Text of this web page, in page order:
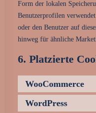
Form der lokalen
Benutzerprofilen
oder den Benutzer auf
hinweg für ähnliche
6. Platzierte
WooCommerce
WordPress